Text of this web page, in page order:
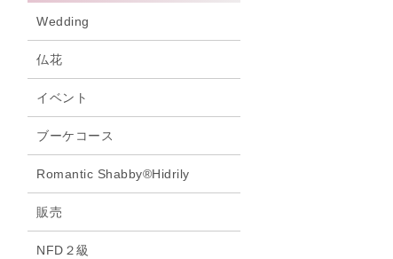
Wedding
仏花
イベント
ブーケコース
Romantic Shabby®Hidrily
販売
NFD２級